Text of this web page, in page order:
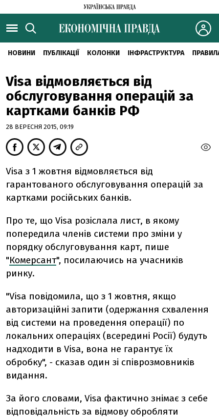
НОВИНИ ПУБЛІКАЦІЇ КОЛОНКИ ІНФРАСТРУКТУРА
Visa відмовляється від
обслуговування операцій за
картками банків РФ
28 ВЕРЕСНЯ 2015, 09:19
Visa з 1 жовтня відмовляється від
гарантованого обслуговування операцій за
картками російських банків.
Про те, що Visa розіслала лист, в якому
попередила членів системи про зміни у
порядку обслуговування карт, пише
"Комерсант", посилаючись на учасників
ринку.
"Visa повідомила, що з 1 жовтня, якщо
авторизаційні запити (одержання схвалення
від системи на проведення операції) по
локальних операціях (всередині Росії) будуть
надходити в Visa, вона не гарантує їх
обробку", - сказав один зі співрозмовників
видання.
За його словами, Visa фактично знімає з себе
відповідальність за відмову обробляти